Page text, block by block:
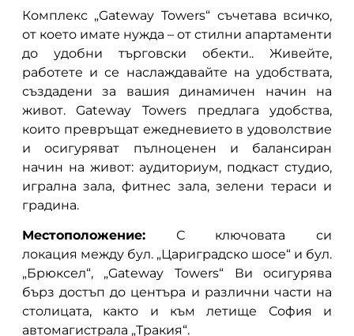
Комплекс „Gateway Towers“ съчетава всичко,
от което имате нужда – от стилни апартаменти
до удобни търговски обекти.. Живейте,
работете и се наслаждавайте на удобствата,
създадени за вашия динамичен начин на
живот. Gateway Towers предлага удобства,
които превръщат ежедневието в удоволствие
и осигуряват пълноценен и балансиран
начин на живот: аудиториум, подкаст студио,
игрална зала, фитнес зала, зелени тераси и
градина.
Местоположение:С ключовата си
локация между бул. „Цариградско шосе“ и бул.
„Брюксел“, „Gateway Towers“ Ви осигурява
бърз достъп до центъра и различни части на
столицата, както и към летище София и
автомагистрала „Тракия“.